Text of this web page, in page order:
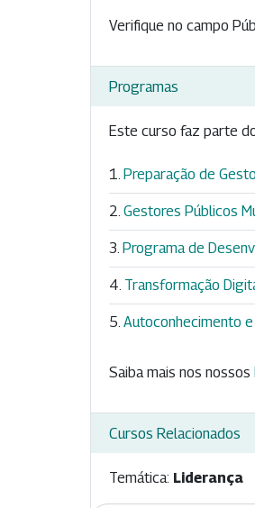
Verifique no campo
Programas
Este curso faz parte
Preparação de
Gestores Públicos
Programa de
Transformação
Autoconhecimento
Saiba mais nos nossos
Cursos Relacionados
Temática: Liderança